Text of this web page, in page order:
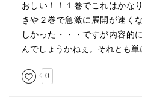
おしい！！１巻でこれはかな
きや２巻で急激に展開が速く
しかった・・・ですが内容的
んでしょうかねぇ。それとも単
0